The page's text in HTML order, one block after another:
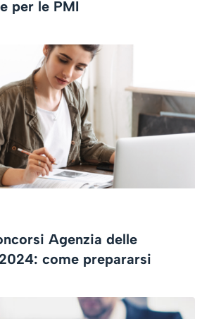
per le PMI
Agenzia delle
come prepararsi